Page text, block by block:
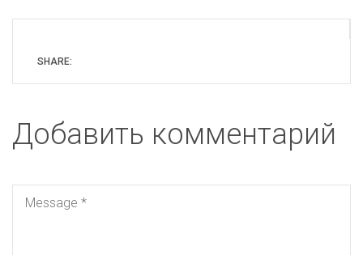
SHARE:
Добавить комментарий